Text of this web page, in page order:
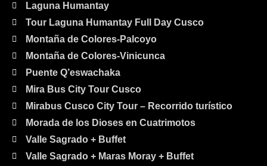
Laguna Humantay
Tour Laguna Humantay Full Day Cusco
Montaña de Colores-Palcoyo
Montaña de Colores-Vinicunca
Puente Q’eswachaka
Mira Bus City Tour Cusco
Mirabus Cusco City Tour – Recorrido turístico
Morada de los Dioses en Cuatrimotos
Valle Sagrado + Buffet
Valle Sagrado + Maras Moray + Buffet